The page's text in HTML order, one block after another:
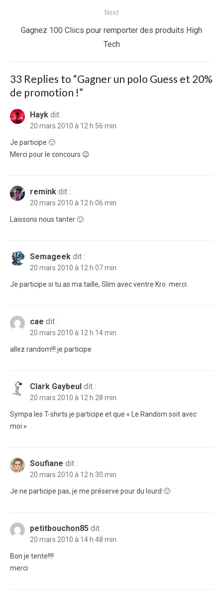
Next
Next
Gagnez 100 Cliics pour remporter des produits High
Tech
33 Replies to “Gagner un polo Guess et 20%
de promotion !”
Hayk dit :
20 mars 2010 à 12 h 56 min
Je participe 🙂
Merci pour le concours 😉
remink dit :
20 mars 2010 à 12 h 06 min
Laissons nous tanter 🙂
Semageek dit :
20 mars 2010 à 12 h 07 min
Je participe si tu as ma taille, Slim avec ventre Kro. merci.
cae dit :
20 mars 2010 à 12 h 14 min
allez random!!! je participe
Clark Gaybeul dit :
20 mars 2010 à 12 h 28 min
Sympa les T-shirts je participe et que « Le Random soit avec
moi »
Soufiane dit :
20 mars 2010 à 12 h 30 min
Je ne participe pas, je me préserve pour du lourd 🙂
petitbouchon85 dit :
20 mars 2010 à 14 h 48 min
Bon je tente!!!!
merci